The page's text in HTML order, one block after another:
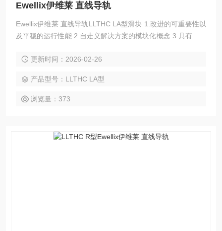
Ewellix伊维莱 直线导轨
Ewellix伊维莱 直线导轨LLTHC LA型滑块 1.改进的可重要性以
及平稳的运行性能 2.自走义解决方案的模块化概念 3.具有良好
少维护 5.互换性和全球供货
更新时间：2026-02-26
产品型号：LLTHC LA型
浏览量：373